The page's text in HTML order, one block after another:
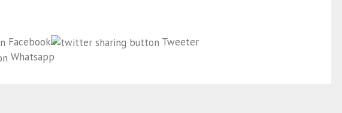
Facebook
Tweeter
Whatsapp